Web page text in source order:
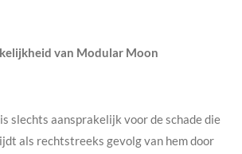
van Modular Moon
slechts aansprakelijk voor de schade die
als rechtstreeks gevolg van hem door